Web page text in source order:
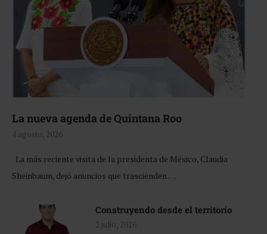
La nueva agenda de Quintana Roo
4 agosto, 2026
La más reciente visita de la presidenta de México, Claudia
Sheinbaum, dejó anuncios que trascienden …
Construyendo desde el territorio
2 julio, 2026